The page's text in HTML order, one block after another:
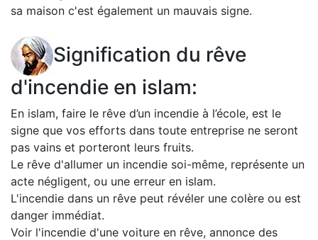
sa maison c'est également un mauvais signe.
Signification du rêve
d'incendie en islam:
En islam, faire le rêve d’un incendie à l’école, est le
signe que vos efforts dans toute entreprise ne seront
pas vains et porteront leurs fruits.
Le rêve d'allumer un incendie soi-même, représente un
acte négligent, ou une erreur en islam.
L'incendie dans un rêve peut révéler une colère ou est
danger immédiat.
Voir l'incendie d'une voiture en rêve, annonce des